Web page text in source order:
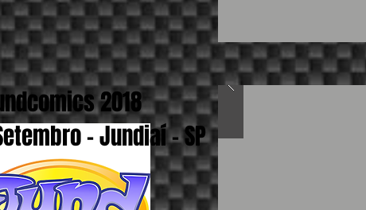
2018
- Jundiaí - SP